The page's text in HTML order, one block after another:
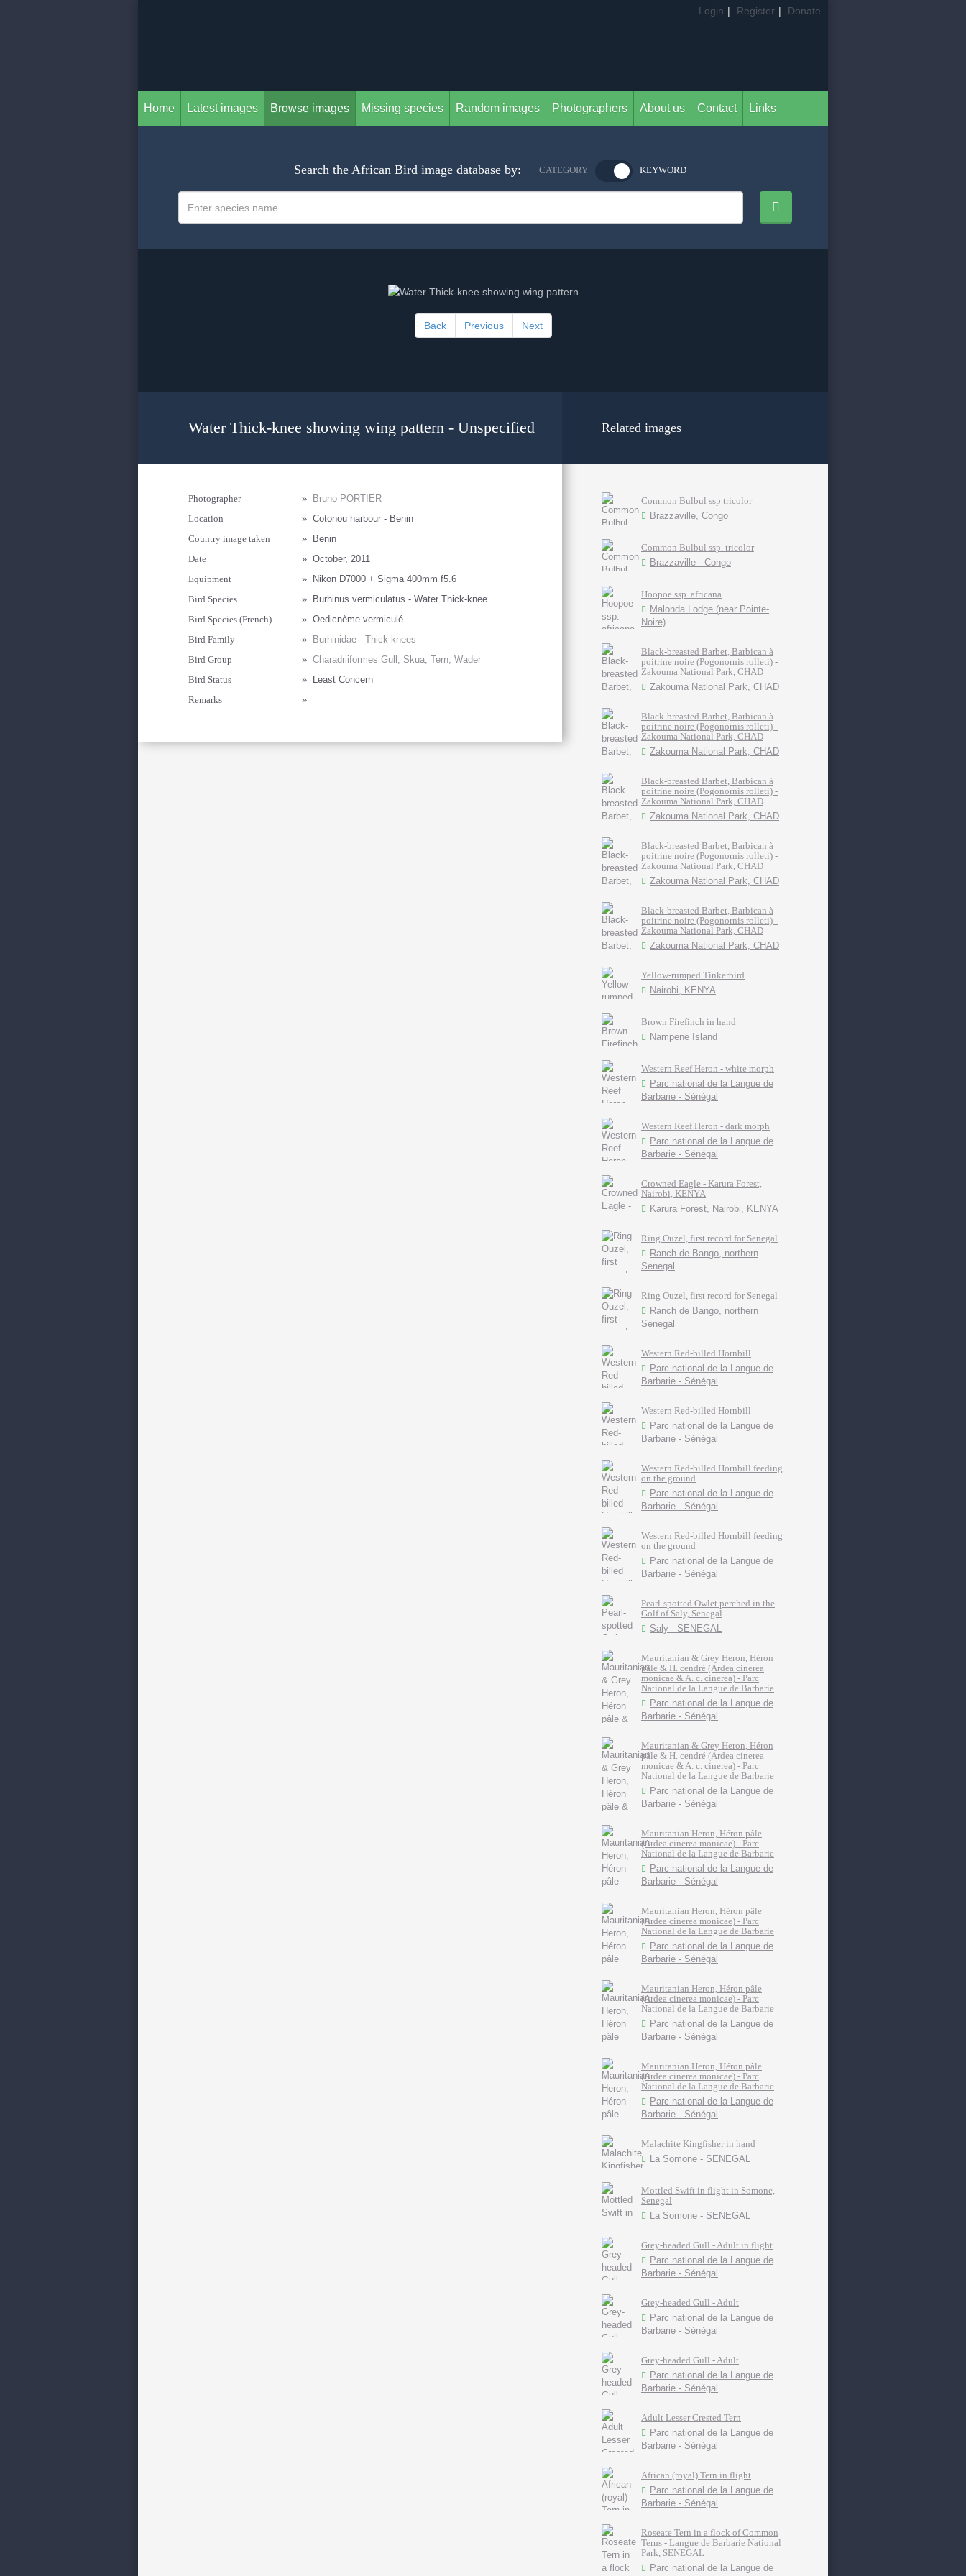
Login | Register | Donate
Home Latest images Browse images Missing species Random images Photographers About us Contact Links
Search the African Bird image database by: CATEGORY KEYWORD
Back Previous Next
Water Thick-knee showing wing pattern - Unspecified
Photographer »
Bruno PORTIER
Location
» Cotonou harbour - Benin
Country image taken
»
Benin
Date
» October, 2011
Equipment
»
Nikon D7000 + Sigma 400mm f5.6
Bird Species
»
Burhinus vermiculatus - Water Thick-knee
Bird Species (French)
» Oedicnème vermiculé
Bird Family
»
Burhinidae - Thick-knees
Bird Group
» Charadriiformes Gull, Skua, Tern, Wader
Bird Status
»
Least Concern
Remarks
»
Related images
Common Bulbul ssp tricolor
Brazzaville, Congo
Common Bulbul ssp. tricolor
Brazzaville - Congo
Hoopoe ssp. africana
Malonda Lodge (near Pointe-
Noire)
Black-breasted Barbet, Barbican à
poitrine noire (Pogonornis rolleti) -
Zakouma National Park, CHAD
Zakouma National Park, CHAD
Black-breasted Barbet, Barbican à
poitrine noire (Pogonornis rolleti) -
Zakouma National Park, CHAD
Zakouma National Park, CHAD
Black-breasted Barbet, Barbican à
poitrine noire (Pogonornis rolleti) -
Zakouma National Park, CHAD
Zakouma National Park, CHAD
Black-breasted Barbet, Barbican à
poitrine noire (Pogonornis rolleti) -
Zakouma National Park, CHAD
Zakouma National Park, CHAD
Black-breasted Barbet, Barbican à
poitrine noire (Pogonornis rolleti) -
Zakouma National Park, CHAD
Zakouma National Park, CHAD
Yellow-rumped Tinkerbird
Nairobi, KENYA
Brown Firefinch in hand
Nampene Island
Western Reef Heron - white morph
Parc national de la Langue de
Barbarie - Sénégal
Western Reef Heron - dark morph
Parc national de la Langue de
Barbarie - Sénégal
Crowned Eagle - Karura Forest,
Nairobi, KENYA
Karura Forest, Nairobi, KENYA
Ring Ouzel, first record for Senegal
Ranch de Bango, northern
Senegal
Ring Ouzel, first record for Senegal
Ranch de Bango, northern
Senegal
Western Red-billed Hornbill
Parc national de la Langue de
Barbarie - Sénégal
Western Red-billed Hornbill
Parc national de la Langue de
Barbarie - Sénégal
Western Red-billed Hornbill feeding
on the ground
Parc national de la Langue de
Barbarie - Sénégal
Western Red-billed Hornbill feeding
on the ground
Parc national de la Langue de
Barbarie - Sénégal
Pearl-spotted Owlet perched in the
Golf of Saly, Senegal
Saly - SENEGAL
Mauritanian & Grey Heron, Héron
pâle & H. cendré (Ardea cinerea
monicae & A. c. cinerea) - Parc
National de la Langue de Barbarie
Parc national de la Langue de
Barbarie - Sénégal
Mauritanian & Grey Heron, Héron
pâle & H. cendré (Ardea cinerea
monicae & A. c. cinerea) - Parc
National de la Langue de Barbarie
Parc national de la Langue de
Barbarie - Sénégal
Mauritanian Heron, Héron pâle
(Ardea cinerea monicae) - Parc
National de la Langue de Barbarie
Parc national de la Langue de
Barbarie - Sénégal
Mauritanian Heron, Héron pâle
(Ardea cinerea monicae) - Parc
National de la Langue de Barbarie
Parc national de la Langue de
Barbarie - Sénégal
Mauritanian Heron, Héron pâle
(Ardea cinerea monicae) - Parc
National de la Langue de Barbarie
Parc national de la Langue de
Barbarie - Sénégal
Mauritanian Heron, Héron pâle
(Ardea cinerea monicae) - Parc
National de la Langue de Barbarie
Parc national de la Langue de
Barbarie - Sénégal
Malachite Kingfisher in hand
La Somone - SENEGAL
Mottled Swift in flight in Somone,
Senegal
La Somone - SENEGAL
Grey-headed Gull - Adult in flight
Parc national de la Langue de
Barbarie - Sénégal
Grey-headed Gull - Adult
Parc national de la Langue de
Barbarie - Sénégal
Grey-headed Gull - Adult
Parc national de la Langue de
Barbarie - Sénégal
Adult Lesser Crested Tern
Parc national de la Langue de
Barbarie - Sénégal
African (royal) Tern in flight
Parc national de la Langue de
Barbarie - Sénégal
Roseate Tern in a flock of Common
Terns - Langue de Barbarie National
Park, SENEGAL
Parc national de la Langue de